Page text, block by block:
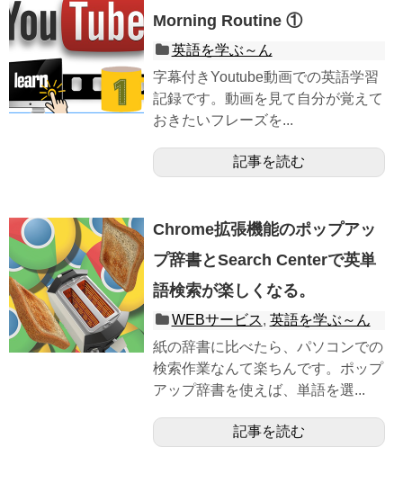
Morning Routine ①
英語を学ぶ～ん
字幕付きYoutube動画での英語学習
記録です。動画を見て自分が覚えて
おきたいフレーズを...
記事を読む
Chrome拡張機能のポップアッ
プ辞書とSearch Centerで英単
語検索が楽しくなる。
WEBサービス, 英語を学ぶ～ん
紙の辞書に比べたら、パソコンでの
検索作業なんて楽ちんです。ポップ
アップ辞書を使えば、単語を選...
記事を読む